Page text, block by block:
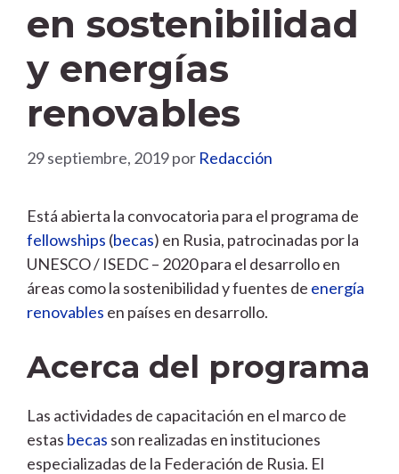
en sostenibilidad
y energías
renovables
29 septiembre, 2019por Redacción
Está abierta la convocatoria para el programa de
fellowships (becas) en Rusia, patrocinadas por la
UNESCO / ISEDC – 2020 para el desarrollo en
áreas como la sostenibilidad y fuentes de energía
renovables en países en desarrollo.
Acerca del programa
Las actividades de capacitación en el marco de
estas becas son realizadas en instituciones
especializadas de la Federación de Rusia. El